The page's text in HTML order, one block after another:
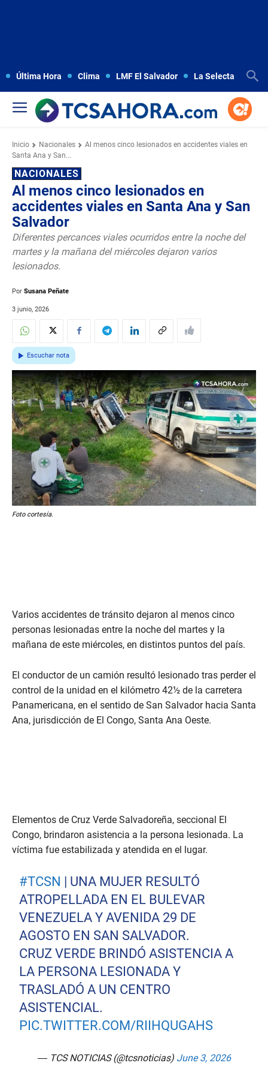
Última Hora Clima LMF El Salvador La Selecta
Inicio Nacionales
Al menos cinco lesionados en accidentes viales en
Santa Ana y San...
NACIONALES
Al menos cinco lesionados en
accidentes viales en Santa Ana y San
Salvador
Diferentes percances viales ocurridos entre la noche del
martes y la mañana del miércoles dejaron varios
lesionados.
Por Susana Peñate
3 junio, 2026
Escuchar nota
Foto cortesía.
Varios accidentes de tránsito dejaron al menos cinco
personas lesionadas entre la noche del martes y la
mañana de este miércoles, en distintos puntos del país.
El conductor de un camión resultó lesionado tras perder el
control de la unidad en el kilómetro 42½ de la carretera
Panamericana, en el sentido de San Salvador hacia Santa
Ana, jurisdicción de El Congo, Santa Ana Oeste.
Elementos de Cruz Verde Salvadoreña, seccional El
Congo, brindaron asistencia a la persona lesionada. La
víctima fue estabilizada y atendida en el lugar.
#TCSN | UNA MUJER RESULTÓ
ATROPELLADA EN EL BULEVAR
VENEZUELA Y AVENIDA 29 DE
AGOSTO EN SAN SALVADOR.
CRUZ VERDE BRINDÓ ASISTENCIA A
LA PERSONA LESIONADA Y
TRASLADÓ A UN CENTRO
ASISTENCIAL.
PIC.TWITTER.COM/RIIHQUGAHS
— TCS NOTICIAS (@tcsnoticias) June 3, 2026